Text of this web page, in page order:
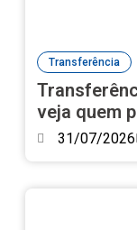
Transferência
veja quem
31/07/2026